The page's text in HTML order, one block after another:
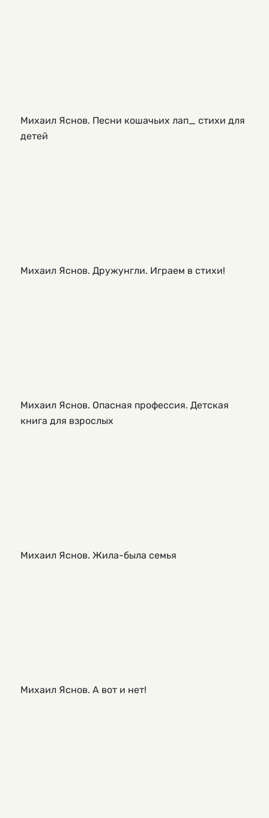
Михаил Яснов. Песни кошачьих лап_ стихи для
детей
Михаил Яснов. Дружунгли. Играем в стихи!
Михаил Яснов. Опасная профессия. Детская
книга для взрослых
Михаил Яснов. Жила-была семья
Михаил Яснов. А вот и нет!